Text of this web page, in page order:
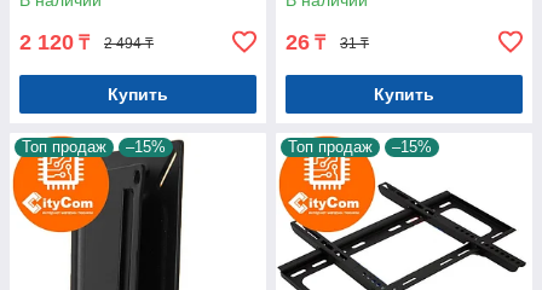
2 120 ₸ 2 494 ₸
Купить
26 ₸ 31 ₸
Купить
Топ продаж –15% Топ продаж –15%